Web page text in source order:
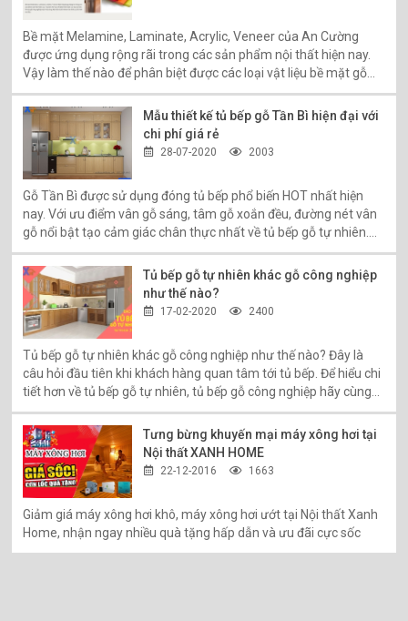
Bề mặt Melamine, Laminate, Acrylic, Veneer của An Cường
được ứng dụng rộng rãi trong các sản phẩm nội thất hiện nay.
Vậy làm thế nào để phân biệt được các loại vật liệu bề mặt gỗ
công nghiệp này? Hãy cùng Nội thất Xanh Home tìm hiểu tại bài
viết sau đây:
Mẫu thiết kế tủ bếp gỗ Tần Bì hiện đại với
chi phí giá rẻ
28-07-2020 2003
Gỗ Tần Bì được sử dụng đóng tủ bếp phổ biến HOT nhất hiện
nay. Với ưu điểm vân gỗ sáng, tâm gỗ xoắn đều, đường nét vân
gỗ nổi bật tạo cảm giác chân thực nhất về tủ bếp gỗ tự nhiên.
Gỗ Tần Bì đặc biệt được ưa thích trong các bản thiết kế nội thất
hiện đại giá rẻ, thông minh, thân thiện với môi trường. Xem chi
tiết hơn!
Tủ bếp gỗ tự nhiên khác gỗ công nghiệp
như thế nào?
17-02-2020 2400
Tủ bếp gỗ tự nhiên khác gỗ công nghiệp như thế nào? Đây là
câu hỏi đầu tiên khi khách hàng quan tâm tới tủ bếp. Để hiểu chi
tiết hơn về tủ bếp gỗ tự nhiên, tủ bếp gỗ công nghiệp hãy cùng
Nội thất Xanh Home tham khảo chi tiết hơn trong bài viết này
Tưng bừng khuyến mại máy xông hơi tại
Nội thất XANH HOME
22-12-2016 1663
Giảm giá máy xông hơi khô, máy xông hơi ướt tại Nội thất Xanh
Home, nhận ngay nhiều quà tặng hấp dẫn và ưu đãi cực sốc